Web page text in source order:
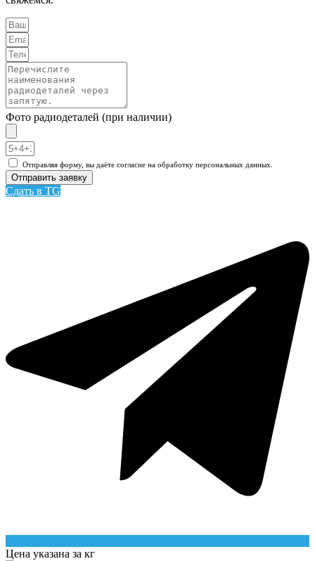
Фото радиодеталей (при наличии)
Отправляя форму, вы даёте согласие на обработку персональных данных.
Отправить заявку
Сдать в TG
Цена указана за кг